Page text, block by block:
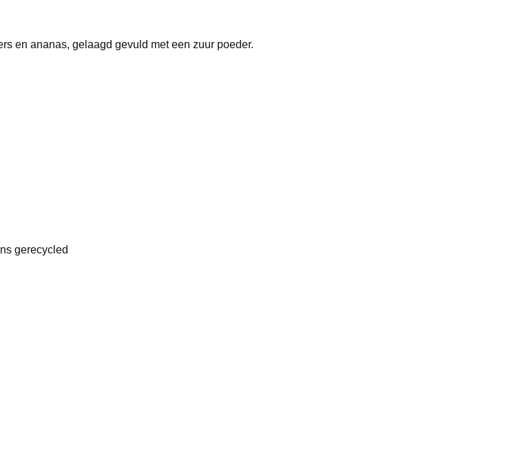
en ananas, gelaagd gevuld met een zuur poeder.
gerecycled